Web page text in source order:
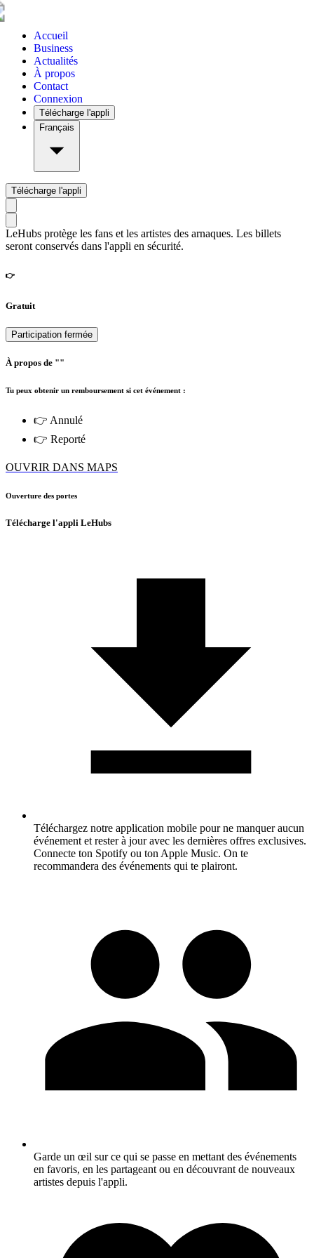
Accueil
Business
Actualités
À propos
Contact
Connexion
Télécharge l'appli
Français
Télécharge l'appli
LeHubs protège les fans et les artistes des arnaques. Les billets
seront conservés dans l'appli en sécurité.
👉
Gratuit
Participation fermée
À propos de ""
Tu peux obtenir un remboursement si cet événement :
👉 Annulé
👉 Reporté
OUVRIR DANS MAPS
Ouverture des portes
Télécharge l'appli LeHubs
Téléchargez notre application mobile pour ne manquer aucun
événement et rester à jour avec les dernières offres exclusives.
Connecte ton Spotify ou ton Apple Music. On te
recommandera des événements qui te plairont.
Garde un œil sur ce qui se passe en mettant des événements
en favoris, en les partageant ou en découvrant de nouveaux
artistes depuis l'appli.